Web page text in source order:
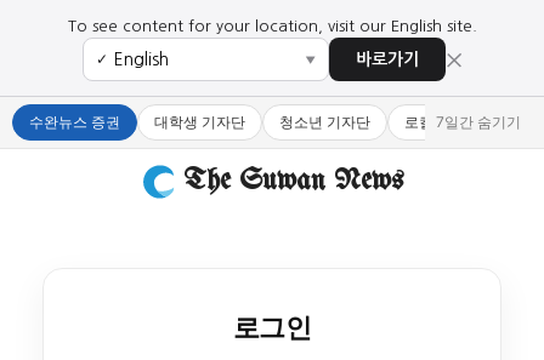
To see content for your location, visit our English site.
✓ ▼ 바로가기 ×
수완뉴스 증권 대학생 기자단 청소년 기자단 로컬 큐레이터
7일간 숨기기
The Suwan News
로그인